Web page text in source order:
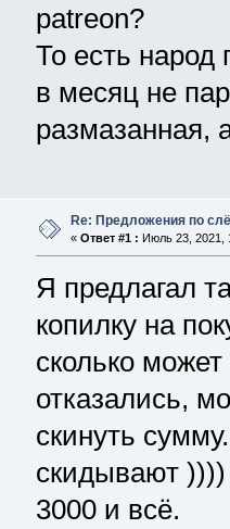
patreon?
То есть народ
в месяц не
размазанная,
Re: Предложения по
« Ответ #1 : Июль 23, 2021,
Я предлагал
копилку на
сколько
отказались,
скинуть
скидывают
3000 и всё.